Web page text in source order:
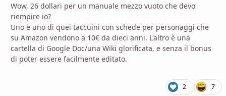
Wow, 26 dollari per un manuale mezzo vuoto che devo
riempire io?
Uno è uno di quei taccuini con schede per personaggi che
su Amazon vendono a 10€ da dieci anni. L'altro è una
cartella di Google Doc/una Wiki glorificata, e senza il bonus
di poter essere facilmente editato.
2 7